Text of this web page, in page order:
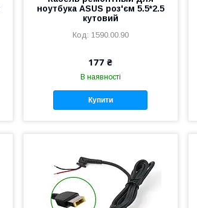
ноутбука ASUS роз'єм 5.5*2.5
кутовий
1590.00.90
177 ₴
В наявності
Купити